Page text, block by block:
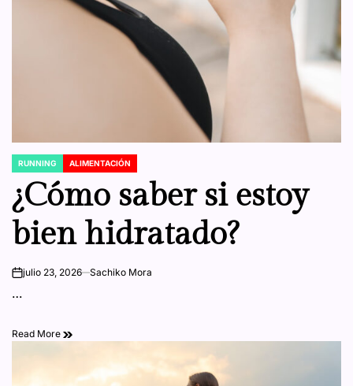
POSTED
RUNNING ALIMENTACIÓN
¿Cómo saber si estoy
bien hidratado?
onjulio 23, 2026 Sachiko Mora
…
Read More